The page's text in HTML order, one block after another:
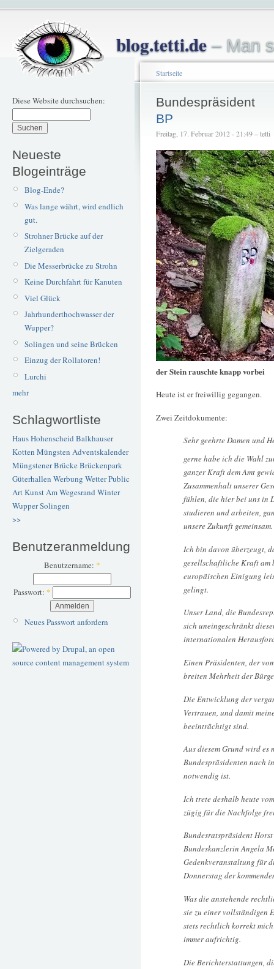
blog.tetti.de– Man
Diese Website durchsuchen:
Neueste
Blogeinträge
Blog-Ende?
Was lange währt, wird endlich
gut.
Strohner Brücke auf der
Zielgeraden
Die Messerbrücke zu Strohn
Keine Durchfahrt für Kanuten
Viel Glück
Jahrhunderthochwasser der
Wupper?
Solingen und seine Brücken
Einzug der Rollatoren!
Lurchi
mehr
Schlagwortliste
Haus Hohenscheid Balkhauser
Kotten Müngsten Adventskalender
Müngstener BrückeBrückenpark
Güterhallen Werbung WetterPublic
ArtKunstAm Wegesrand Winter
WupperSolingen
>>
Benutzeranmeldung
Benutzername: *
Passwort: *
Neues Passwort anfordern
Startseite
Bundespräsident
BP
Freitag, 17. Februar 2012 - 21:49 – tetti
der Stein rauschte knapp vorbei
Heute ist er freiwillig gegangen.
Zwei Zeitdokumente:
Sehr geehrte Damen und
gerne habe ich die Wahl
ganzer Kraft dem Amt
Zusammenhalt unserer
fühlen, die hier bei uns in
studieren und arbeiten,
unsere Zukunft gemeinsam.
Ich bin davon überzeugt,
gesellschaftliche Kraft am
europäischen Einigung
gelingt.
Unser Land, die
sich uneingeschränkt
internationalen
Einen Präsidenten, der
breiten Mehrheit der
Die Entwicklung der
Vertrauen, und damit
beeinträchtigt sind.
Aus diesem Grund wird es
Bundespräsidenten nach
notwendig ist.
Ich trete deshalb heute
zügig für die Nachfolge
Bundesratspräsident
Bundeskanzlerin Angela
Gedenkveranstaltung für
Donnerstag der
Was die anstehende
sie zu einer vollständigen
stets rechtlich korrekt
immer aufrichtig.
Die Berichterstattungen,